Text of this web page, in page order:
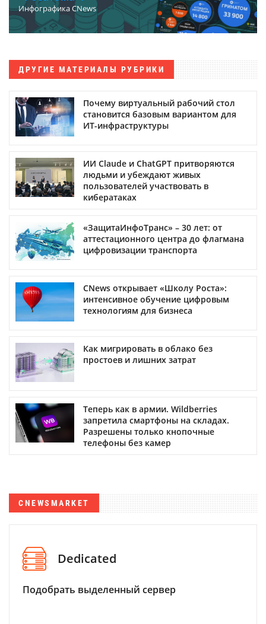
Инфографика CNews
ДРУГИЕ МАТЕРИАЛЫ РУБРИКИ
Почему виртуальный рабочий стол
становится базовым вариантом для
ИТ-инфраструктуры
ИИ Claude и ChatGPT притворяются
людьми и убеждают живых
пользователей участвовать в
кибератаках
«ЗащитаИнфоТранс» – 30 лет: от
аттестационного центра до флагмана
цифровизации транспорта
CNews открывает «Школу Роста»:
интенсивное обучение цифровым
технологиям для бизнеса
Как мигрировать в облако без
простоев и лишних затрат
Теперь как в армии. Wildberries
запретила смартфоны на складах.
Разрешены только кнопочные
телефоны без камер
CNEWSMARKET
Dedicated
Подобрать выделенный сервер